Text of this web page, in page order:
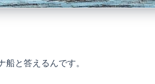
と答えるんです。